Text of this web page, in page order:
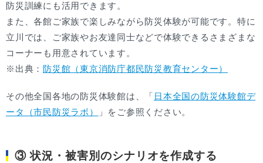
防災訓練にも活用できます。
また、各館ご家族で楽しみながら防災体験が可能です。特に
立川では、ご家族やお友達同士などで体験できるさまざまな
コーナーも用意されています。
※出典： 防災館（東京消防庁都民防災教育センター）
その他全国各地の防災体験館は、「 日本全国の防災体験館デ
ータ（市民防災ラボ）
」をご参照ください。
③ 状況・被害別のシナリオを作成する